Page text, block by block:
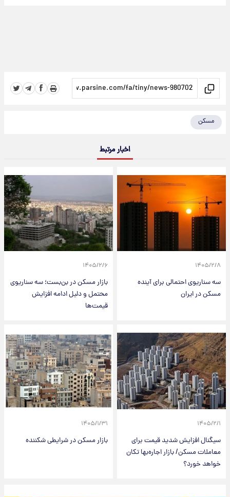
مسکن
اخبار مرتبط
۱۴۰۵/۲/۸
سه سناریوی احتمالی برای آینده
مسکن در ایران
۱۴۰۵/۲/۶
بازار مسکن در بن‌بست؛ سه سناریوی
محتمل و دلیل ادامه افزایش
قیمت‌ها
۱۴۰۵/۲/۱
سیگنال افزایش شدید قیمت برای
معاملات مسکن/ بازار اجاره‌بها تکان
خواهد خورد؟
۱۴۰۵/۱/۳۱
بازار مسکن در شرایطی شکننده